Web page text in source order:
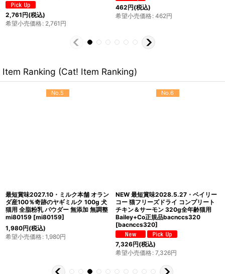
462円(税込)
希望小売価格: 462円
473円(税込)
Item Ranking (Cat! Item Ranking)
No.5
最短賞味2027.10・ミルク本舗 オラン
ダ産100％奇跡のヤギミルク 100g 犬
猫用 全脂粉乳 パウダー 無添加 無調整
mi80159 [mi80159]
1,980円(税込)
希望小売価格: 1,980円
No.6
NEW 最短賞味2028.5.27・ベイリー
コー 猫フリーズドライ コンプリート
チキン＆サーモン 320g全年齢猫用
Bailey+Co正規品bacnccs320
[bacnccs320]
7,326円(税込)
希望小売価格: 7,326円